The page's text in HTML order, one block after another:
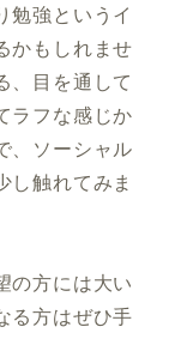
勉強というイ
かもしれませ
、目を通して
ラフな感じか
、ソーシャル
し触れてみま
の方には大い
る方はぜひ手